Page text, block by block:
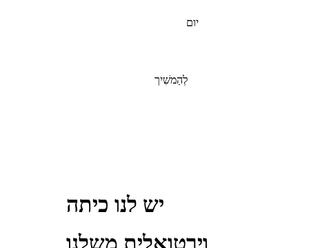
יום
לְהַמשִׁיך
יש לנו כיתה